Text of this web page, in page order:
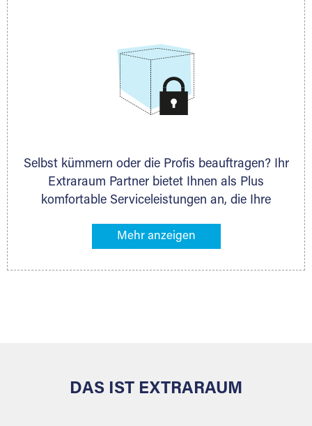
Selbst kümmern oder die Profis beauftragen? Ihr
Extraraum Partner bietet Ihnen als Plus
komfortable Serviceleistungen an, die Ihre
gehören z. B. Verpackungsservice, Lieferung von
Ihr Lagergut wird bei Ihrem Extraraum Partner
DAS IST EXTRARAUM